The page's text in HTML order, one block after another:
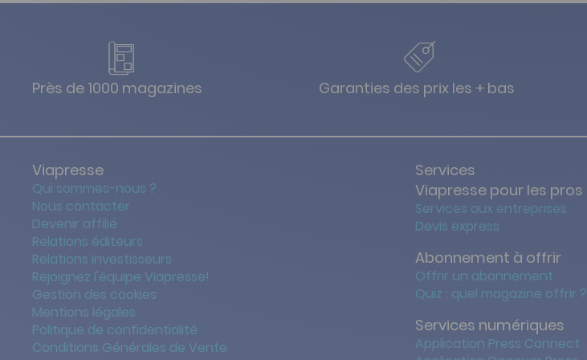
Près de 1000 magazines Garanties des prix les + bas
Viapresse
Qui sommes-nous ?
Nous contacter
Devenir affilié
Relations éditeurs
Relations investisseurs
Rejoignez l'équipe Viapresse!
Gestion des cookies
Mentions légales
Politique de confidentialité
Conditions Générales de Vente
Services
Viapresse pour les pros
Services aux entreprises
Devis express
Abonnement à offrir
Offrir un abonnement
Quiz : quel magazine offrir ?
Services numériques
Application Press Connect